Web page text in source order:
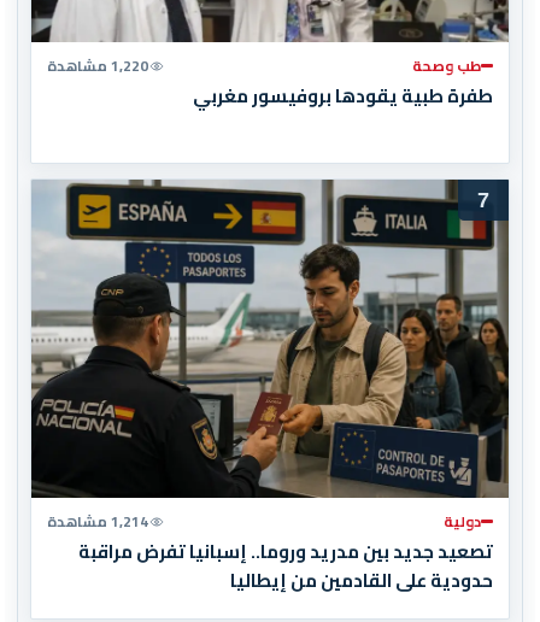
طب وصحة 1,220 مشاهدة
طفرة طبية يقودها بروفيسور مغربي
7
دولية 1,214 مشاهدة
تصعيد جديد بين مدريد وروما.. إسبانيا تفرض مراقبة
حدودية على القادمين من إيطاليا